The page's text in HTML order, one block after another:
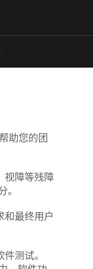
助您的团
视障等残障
。
和最终用户
测试。